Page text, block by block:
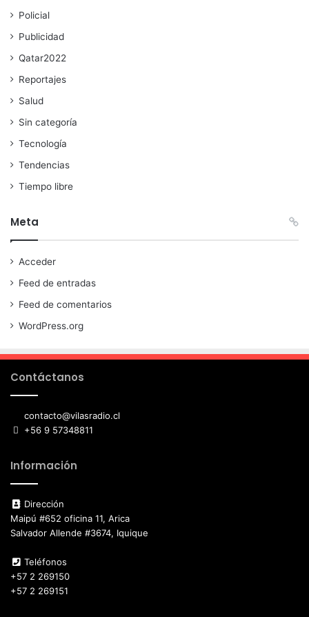
Policial
Publicidad
Qatar2022
Reportajes
Salud
Sin categoría
Tecnología
Tendencias
Tiempo libre
Meta
Acceder
Feed de entradas
Feed de comentarios
WordPress.org
Contáctanos
contacto@vilasradio.cl
+56 9 57348811
Información
Dirección
Maipú #652 oficina 11, Arica
Salvador Allende #3674, Iquique
Teléfonos
+57 2 269150
+57 2 269151